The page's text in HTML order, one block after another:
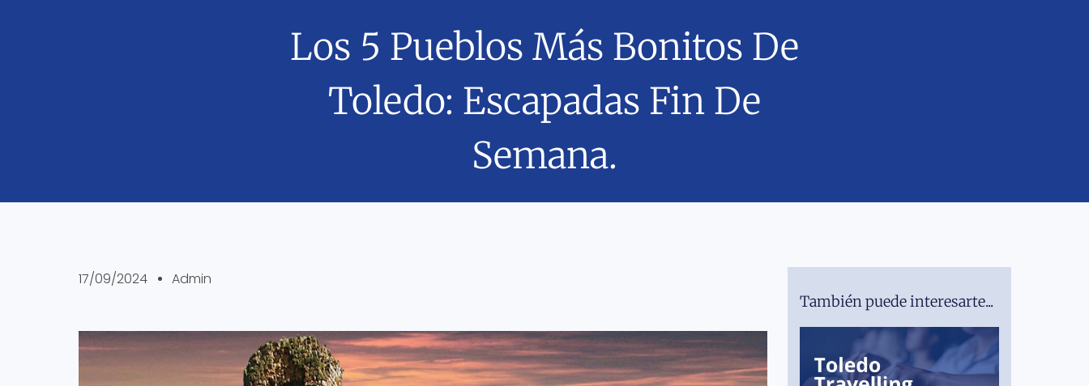
Los 5 Pueblos Más Bonitos De
Toledo: Escapadas Fin De
Semana.
17/09/2024 Admin
También puede interesarte...